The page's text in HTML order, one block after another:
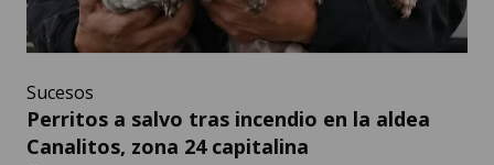
Sucesos
Perritos a salvo tras incendio en la aldea
Canalitos, zona 24 capitalina